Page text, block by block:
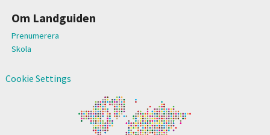
Om Landguiden
Prenumerera
Skola
Cookie Settings